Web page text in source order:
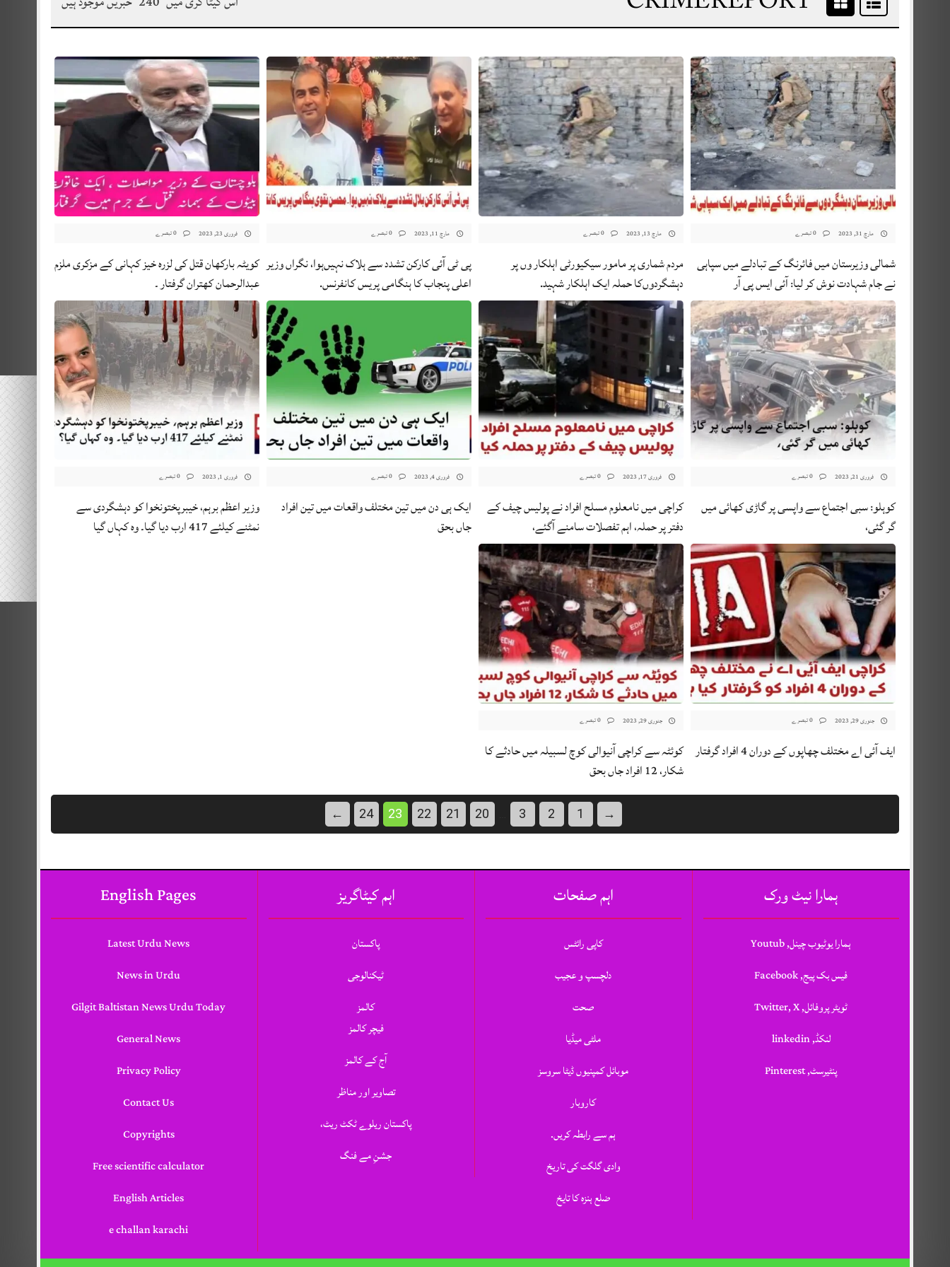
مارچ 31, 2023
شمالی وزیرستان میں فائرنگ کے تبادلے میں سپاہی
نے جام شہادت نوش کر لیا: آئی ایس پی آر
مارچ 13, 2023
مردم شماری پر مامور سیکیورٹی اہلکار وں پر
دہشگردوں‌کا حملہ ایک اہلکار شہید.
مارچ 11, 2023
پی ٹی آئی کارکن تشدد سے ہلاک نہیں‌ہوا، نگراں وزیر
اعلی پنجاب کا ہنگامی پریس کانفرنس.
فروری 23, 2023
کویٹہ بارکھان قتل کی لزرہ خیز کہانی کے مزکری ملزم
عبدالرحمان کھتران گرفتار ۔
فروری 21, 2023
کوہلو: سبی اجتماع سے واپسی پر گاڑی کھائی میں
گر گئی،
فروری 17, 2023
کراچی میں نامعلوم مسلح افراد نے پولیس چیف کے
دفتر پر حملہ، اہم تفصلات سامنے آگئے،
فروری 4, 2023
ایک ہی دن میں تین مختلف واقعات میں تین افراد
جاں بحق
فروری 1, 2023
وزیر اعظم برہم، خیبرپختونخوا کو دہشگردی سے
نمٹنے کیلئے 417 ارب دیا گیا۔ وہ کہاں گیا
جنوری 29, 2023
ایف آئی اے مختلف چھاپوں کے دوران 4 افراد گرفتار
جنوری 29, 2023
کوئٹہ سے کراچی آنیوالی کوچ لسبیلہ میں حادثے کا
شکار، 12 افراد جاں بحق
→
1
2
3
20
21
22
23
24
←
English Pages
Latest Urdu News
News in Urdu
Gilgit Baltistan News Urdu Today
General News
Privacy Policy
Contact Us
Copyrights
Free scientific calculator
English Articles
e challan karachi
اہم کیٹاگریز
پاکستان
ٹیکنالوجی
کالمز
فیچر کالمز
آج کے کالمز
تصاویر اور مناظر
پاکستان ریلوے ٹکٹ ریٹ،
جشنِ مے فنگ
اہم صفحات
کاپی رائٹس
دلچسپ و عجیب
صحت
ملٹی میڈیا
موبائل کمپنیوں ڈیٹا سروسز
کاروبار
ہم سے رابطہ کریں.
وادی گلگت کی تاریخ
ضلع ہنزہ کا تایخ
ہمارا نیٹ ورک
ہمارا یوٹیوب چینل, Youtub
فیس بک پیج, Facebook
ٹویٹر پروفائل, Twitter, X
لنکڈ, linkedin
پنٹیرسٹ, Pinterest